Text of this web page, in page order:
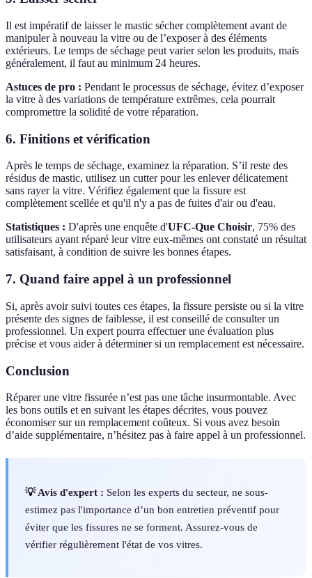
Il est impératif de laisser le mastic sécher complètement avant de
manipuler à nouveau la vitre ou de l’exposer à des éléments
extérieurs. Le temps de séchage peut varier selon les produits, mais
généralement, il faut au minimum 24 heures.
Astuces de pro : Pendant le processus de séchage, évitez d’exposer
la vitre à des variations de température extrêmes, cela pourrait
compromettre la solidité de votre réparation.
6. Finitions et vérification
Après le temps de séchage, examinez la réparation. S’il reste des
résidus de mastic, utilisez un cutter pour les enlever délicatement
sans rayer la vitre. Vérifiez également que la fissure est
complètement scellée et qu'il n'y a pas de fuites d'air ou d'eau.
Statistiques : D'après une enquête d'UFC-Que Choisir, 75% des
utilisateurs ayant réparé leur vitre eux-mêmes ont constaté un résultat
satisfaisant, à condition de suivre les bonnes étapes.
7. Quand faire appel à un professionnel
Si, après avoir suivi toutes ces étapes, la fissure persiste ou si la vitre
présente des signes de faiblesse, il est conseillé de consulter un
professionnel. Un expert pourra effectuer une évaluation plus
précise et vous aider à déterminer si un remplacement est nécessaire.
Conclusion
Réparer une vitre fissurée n’est pas une tâche insurmontable. Avec
les bons outils et en suivant les étapes décrites, vous pouvez
économiser sur un remplacement coûteux. Si vous avez besoin
d’aide supplémentaire, n’hésitez pas à faire appel à un professionnel.
💡 Avis d'expert : Selon les experts du secteur, ne sous-
estimez pas l'importance d’un bon entretien préventif pour
éviter que les fissures ne se forment. Assurez-vous de
vérifier régulièrement l'état de vos vitres.